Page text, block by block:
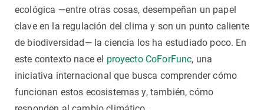
ecológica —entre otras cosas, desempeñan un papel
clave en la regulación del clima y son un punto caliente
de biodiversidad— la ciencia los ha estudiado poco. En
este contexto nace el proyecto CoForFunc, una
iniciativa internacional que busca comprender cómo
funcionan estos ecosistemas y, también, cómo